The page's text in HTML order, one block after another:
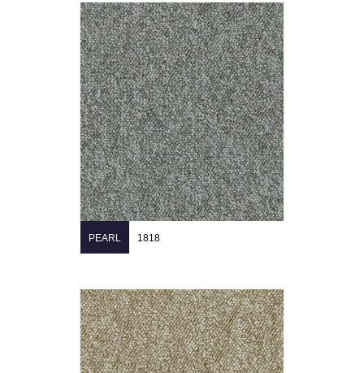
PEARL 1818